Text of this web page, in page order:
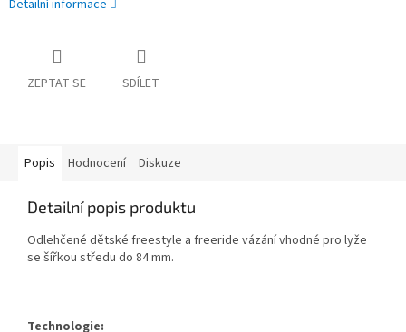
Detailní informace
ZEPTAT SE SDÍLET
Popis Hodnocení Diskuze
Detailní popis produktu
Odlehčené dětské freestyle a freeride vázání vhodné pro lyže
se šířkou středu do 84 mm.
Technologie: